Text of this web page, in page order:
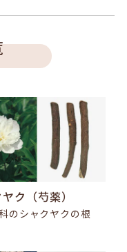
ク（芍薬）
のシャクヤクの根